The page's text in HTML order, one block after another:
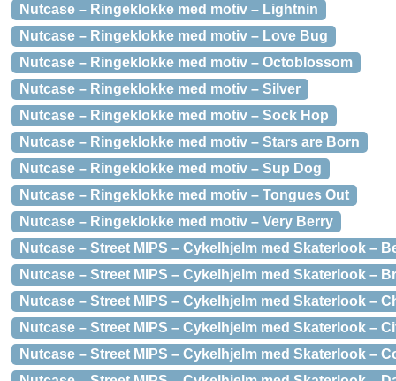
Nutcase – Ringeklokke med motiv – Lightnin
Nutcase – Ringeklokke med motiv – Love Bug
Nutcase – Ringeklokke med motiv – Octoblossom
Nutcase – Ringeklokke med motiv – Silver
Nutcase – Ringeklokke med motiv – Sock Hop
Nutcase – Ringeklokke med motiv – Stars are Born
Nutcase – Ringeklokke med motiv – Sup Dog
Nutcase – Ringeklokke med motiv – Tongues Out
Nutcase – Ringeklokke med motiv – Very Berry
Nutcase – Street MIPS – Cykelhjelm med Skaterlook –
Nutcase – Street MIPS – Cykelhjelm med Skaterlook –
Nutcase – Street MIPS – Cykelhjelm med Skaterlook –
Nutcase – Street MIPS – Cykelhjelm med Skaterlook –
Nutcase – Street MIPS – Cykelhjelm med Skaterlook –